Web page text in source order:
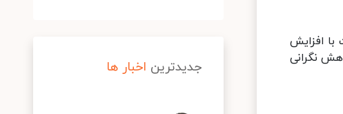
افزایش
نگرانی
جدیدترین اخبار ها